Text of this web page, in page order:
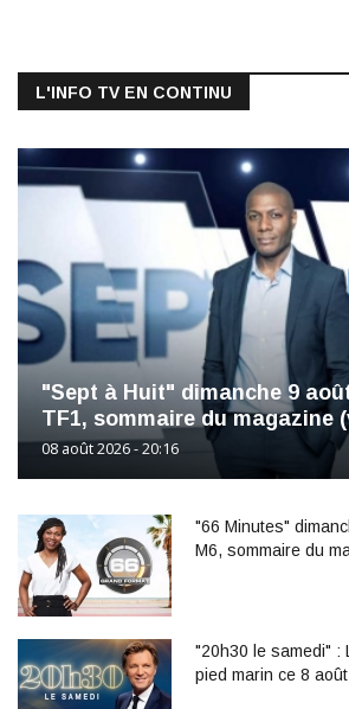
L'INFO TV EN CONTINU
"Sept à Huit" dimanche 9
TF1, sommaire du magazine
08 août 2026 - 20:16
"66 Minutes"
M6, sommaire du
"20h30 le samedi" :
pied marin ce 8